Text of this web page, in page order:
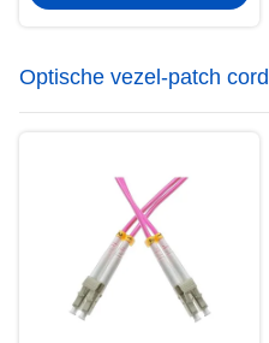
Optische vezel-patch cord